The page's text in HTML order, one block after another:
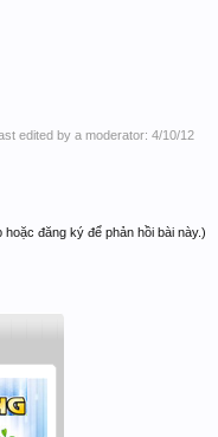
edited by a moderator: 4/10/12
hoặc đăng ký để phản hồi bài này.)